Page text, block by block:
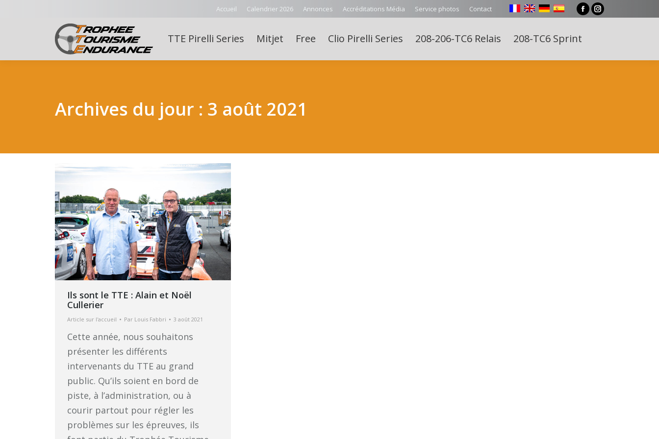
Accueil Calendrier 2026 Annonces Accréditations Média Service photos Contact
FacebookInstagram
TTE Pirelli Series Mitjet Free Clio Pirelli Series 208-206-TC6 Relais 208-TC6 Sprint
Archives du jour : 3 août 2021
Ils sont le TTE : Alain et Noël
Cullerier
Article sur l'accueil Par Louis Fabbri 3 août 2021
Cette année, nous souhaitons
présenter les différents
intervenants du TTE au grand
public. Qu’ils soient en bord de
piste, à l’administration, ou à
courir partout pour régler les
problèmes sur les épreuves, ils